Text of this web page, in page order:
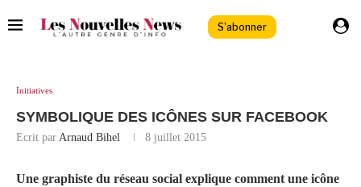
S'abonner
Initiatives
SYMBOLIQUE DES ICÔNES SUR FACEBOOK
Ecrit par Arnaud Bihel 8 juillet 2015
Une graphiste du réseau social explique comment une icône